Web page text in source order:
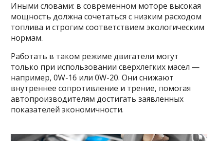
Иными словами: в современном моторе высокая
мощность должна сочетаться с низким расходом
топлива и строгим соответствием экологическим
нормам.
Работать в таком режиме двигатели могут
только при использовании сверхлегких масел —
например, 0W-16 или 0W-20. Они снижают
внутреннее сопротивление и трение, помогая
автопроизводителям достигать заявленных
показателей экономичности.